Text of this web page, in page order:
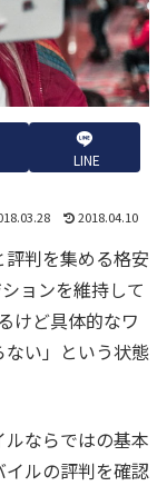
LINE
2018.04.10
判を集める格安
ョンを維持して
けど具体的なワ
い」という状態
ならではの基本
ルの評判を確認